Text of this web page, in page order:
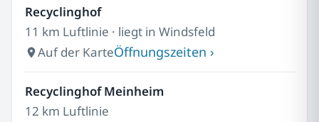
Recyclinghof
11 km Luftlinie · liegt in Windsfeld
Auf der KarteÖffnungszeiten ›
Recyclinghof Meinheim
12 km Luftlinie